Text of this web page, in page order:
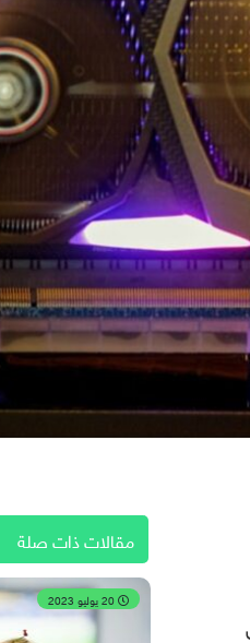
مقالات ذات صلة